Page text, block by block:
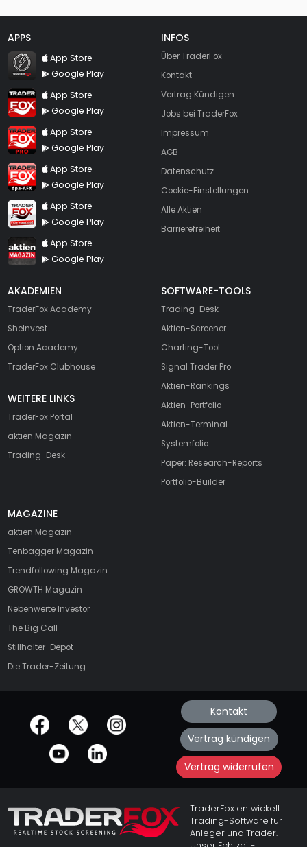
APPS
TraderFox Flash
App Store
Google Play
TraderFox App
App Store
Google Play
TraderFox Pro
App Store
Google Play
TraderFox dpa-AFX ProFeed
App Store
Google Play
TraderFox Live Trading
App Store
Google Play
TraderFox aktien Magazin
App Store
Google Play
INFOS
Über TraderFox
Kontakt
Vertrag Kündigen
Jobs bei TraderFox
Impressum
AGB
Datenschutz
Cookie-Einstellungen
Alle Aktien
Barrierefreiheit
AKADEMIEN
TraderFox Academy
SheInvest
Option Academy
TraderFox Clubhouse
WEITERE LINKS
TraderFox Portal
aktien Magazin
Trading-Desk
SOFTWARE-TOOLS
Trading-Desk
Aktien-Screener
Charting-Tool
Signal Trader Pro
Aktien-Rankings
Aktien-Portfolio
Aktien-Terminal
Systemfolio
Paper: Research-Reports
Portfolio-Builder
MAGAZINE
aktien Magazin
Tenbagger Magazin
Trendfollowing Magazin
GROWTH Magazin
Nebenwerte Investor
The Big Call
Stillhalter-Depot
Die Trader-Zeitung
offizielle Social Media-Accounts Kontakt
Vertrag kündigen
Vertrag widerrufen
TraderFox entwickelt
Trading-Software für
Anleger und Trader.